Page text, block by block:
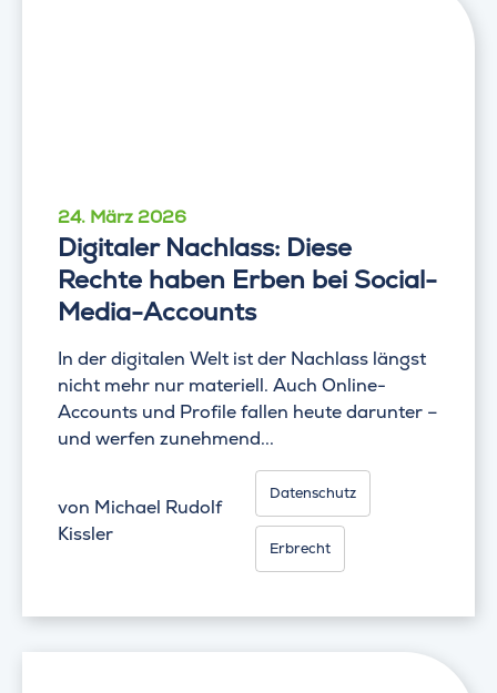
24. März 2026
Digitaler Nachlass: Diese
Rechte haben Erben bei Social-
Media-Accounts
In der digitalen Welt ist der Nachlass längst
nicht mehr nur materiell. Auch Online-
Accounts und Profile fallen heute darunter –
und werfen zunehmend...
von Michael Rudolf
Kissler
Datenschutz
Erbrecht